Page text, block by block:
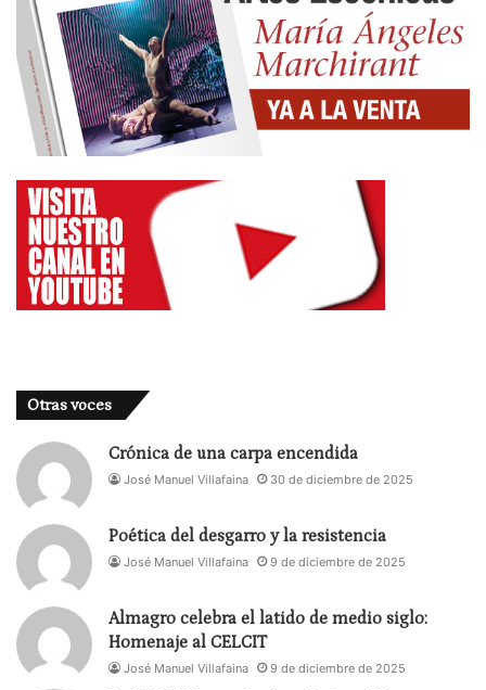
Otras voces
Crónica de una carpa encendida
José Manuel Villafaina 30 de diciembre de 2025
Poética del desgarro y la resistencia
José Manuel Villafaina 9 de diciembre de 2025
Almagro celebra el latido de medio siglo:
Homenaje al CELCIT
José Manuel Villafaina 9 de diciembre de 2025